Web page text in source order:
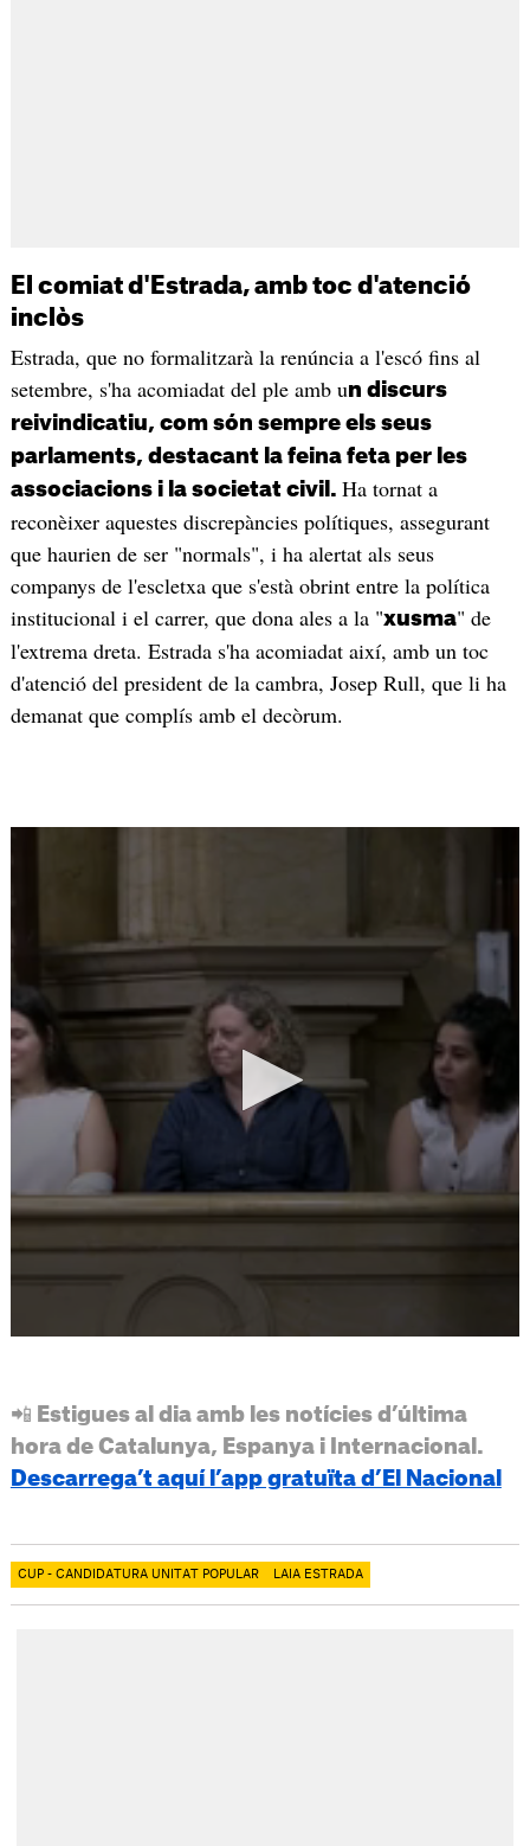
El comiat d'Estrada, amb toc d'atenció
inclòs
Estrada, que no formalitzarà la renúncia a l'escó fins al
setembre, s'ha acomiadat del ple amb un discurs
reivindicatiu, com són sempre els seus
parlaments, destacant la feina feta per les
associacions i la societat civil. Ha tornat a
reconèixer aquestes discrepàncies polítiques, assegurant
que haurien de ser "normals", i ha alertat als seus
companys de l'escletxa que s'està obrint entre la política
institucional i el carrer, que dona ales a la "xusma" de
l'extrema dreta. Estrada s'ha acomiadat així, amb un toc
d'atenció del president de la cambra, Josep Rull, que li ha
demanat que complís amb el decòrum.
📲 Estigues al dia amb les notícies d’última
hora de Catalunya, Espanya i Internacional.
Descarrega’t aquí l’app gratuïta d’El Nacional
CUP - CANDIDATURA UNITAT POPULAR LAIA ESTRADA